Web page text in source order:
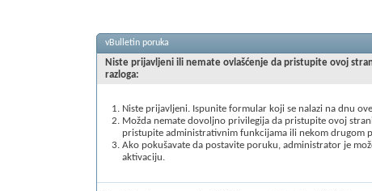
vBulletin poruka
Niste prijavljeni ili nemate ovlašćenje da pristupite ovoj
razloga:
Niste prijavljeni. Ispunite formular koji se nalazi na dnu
Možda nemate dovoljno privilegija da pristupite ovoj
pristupite administrativnim funkcijama ili nekom drugom
Ako pokušavate da postavite poruku, administrator je
aktivaciju.